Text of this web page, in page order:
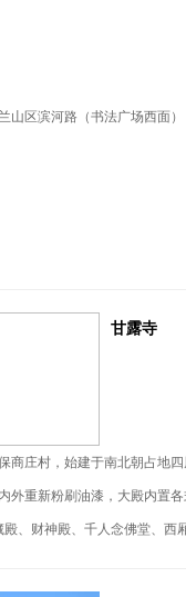
山区滨河路（书法广场西面）
甘露寺
商庄村，始建于南北朝占地
外重新粉刷油漆，大殿内置
、财神殿、千人念佛堂、西